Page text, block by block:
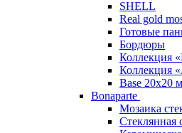
SHELL
Real gold
Готовые
Бордюры
Коллекция
Коллекция
Base 20x20
Bonaparte
Мозаика
Стеклянная